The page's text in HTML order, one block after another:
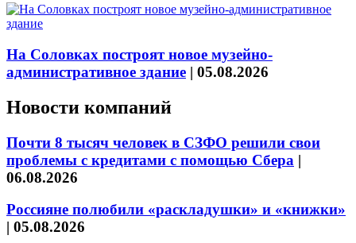
На Соловках построят новое музейно-
административное здание | 05.08.2026
Новости компаний
Почти 8 тысяч человек в СЗФО решили свои
проблемы с кредитами с помощью Сбера |
06.08.2026
Россияне полюбили «раскладушки» и «книжки»
| 05.08.2026